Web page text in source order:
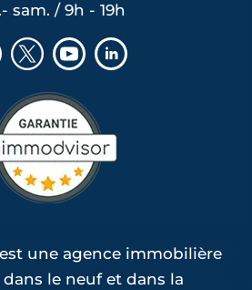
sam. / 9h - 19h
une agence immobilière
le neuf et dans la